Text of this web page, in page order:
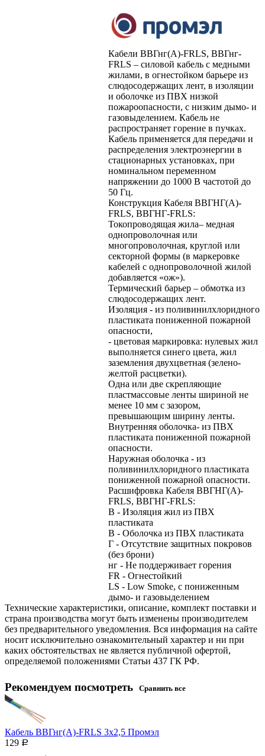
Кабели ВВГнг(А)-FRLS, ВВГнг-
FRLS – силовой кабель с медными
жилами, в огнестойком барьере из
слюдосодержащих лент, в изоляции
и оболочке из ПВХ низкой
пожароопасности, с низким дымо- и
газовыделением. Кабель не
распространяет горение в пучках.
Кабель применяется для передачи и
распределения электроэнергии в
стационарных установках, при
номинальном переменном
напряжении до 1000 В частотой до
50 Гц.
Конструкция Кабеля ВВГНГ(А)-
FRLS, ВВГНГ-FRLS:
Токопроводящая жила– медная
однопроволочная или
многопроволочная, круглой или
секторной формы (в маркеровке
кабелей с однопроволочной жилой
добавляется «ож»).
Термический барьер – обмотка из
слюдосодержащих лент.
Изоляция - из поливинилхлоридного
пластиката пониженной пожарной
опасности,
- цветовая маркировка: нулевых жил
выполняется синего цвета, жил
заземления двухцветная (зелено-
желтой расцветки).
Одна или две скрепляющие
пластмассовые ленты шириной не
менее 10 мм с зазором,
превышающим ширину ленты.
Внутренняя оболочка- из ПВХ
пластиката пониженной пожарной
опасности.
Наружная оболочка - из
поливинилхлоридного пластиката
пониженной пожарной опасности.
Расшифровка Кабеля ВВГНГ(А)-
FRLS, ВВГНГ-FRLS:
В - Изоляция жил из ПВХ
пластиката
В - Оболочка из ПВХ пластиката
Г - Отсутствие защитных покровов
(без брони)
нг - Не поддерживает горения
FR - Огнестойкий
LS - Low Smoke, с пониженным
дымо- и газовыделением
Технические характеристики, описание, комплект поставки и
страна производства могут быть изменены производителем
без предварительного уведомления. Вся информация на сайте
носит исключительно ознакомительный характер и ни при
каких обстоятельствах не является публичной офертой,
определяемой положениями Статьи 437 ГК РФ.
Рекомендуем посмотреть Сравнить все
Кабель ВВГнг(А)-FRLS 3х2,5 Промэл
129 Р